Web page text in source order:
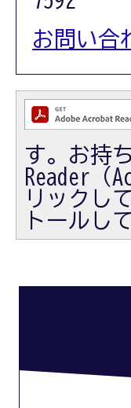
お問い合
す。お持
Reader（
リックし
トールし